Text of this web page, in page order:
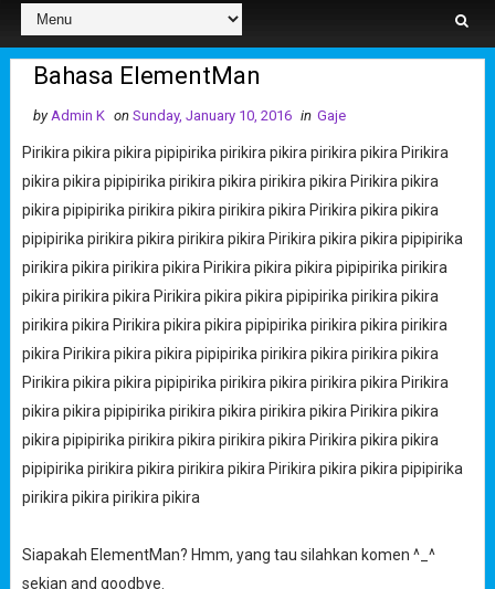
Bahasa ElementMan
by Admin K on Sunday, January 10, 2016 in Gaje
Pirikira pikira pikira pipipirika pirikira pikira pirikira pikira Pirikira
pikira pikira pipipirika pirikira pikira pirikira pikira Pirikira pikira
pikira pipipirika pirikira pikira pirikira pikira Pirikira pikira pikira
pipipirika pirikira pikira pirikira pikira Pirikira pikira pikira pipipirika
pirikira pikira pirikira pikira Pirikira pikira pikira pipipirika pirikira
pikira pirikira pikira Pirikira pikira pikira pipipirika pirikira pikira
pirikira pikira Pirikira pikira pikira pipipirika pirikira pikira pirikira
pikira Pirikira pikira pikira pipipirika pirikira pikira pirikira pikira
Pirikira pikira pikira pipipirika pirikira pikira pirikira pikira Pirikira
pikira pikira pipipirika pirikira pikira pirikira pikira Pirikira pikira
pikira pipipirika pirikira pikira pirikira pikira Pirikira pikira pikira
pipipirika pirikira pikira pirikira pikira Pirikira pikira pikira pipipirika
pirikira pikira pirikira pikira
Siapakah ElementMan? Hmm, yang tau silahkan komen ^_^
sekian and goodbye.